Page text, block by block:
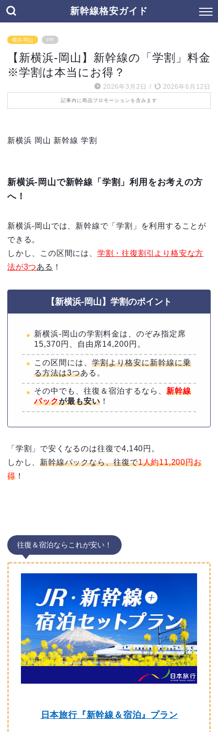
新幹線格安ガイド
横浜-岡山 PR
【新横浜-岡山】新幹線の「学割」料金
※学割は本当にお得？
2026年3月2日 / 2026年6月12日
記事内に商品プロモーションを含みます
新横浜 岡山 新幹線 学割
新横浜-岡山で新幹線「学割」利用をお考えの方
へ！
新横浜-岡山では、新幹線で「学割」を利用することが
できる。
しかし、この区間には、 学割・往復割引より格安な方
法が3つある ！
【新横浜-岡山】学割のポイント
新横浜-岡山の学割料金は、のぞみ指定席
15,370円、自由席14,200円。
この区間には、 学割より格安に新幹線に乗
る方法は3つある。
その中でも、往復＆宿泊するなら、 新幹線
パックが最も安い ！
「学割」で安くなるのは往復で4,140円。
しかし、新幹線パックなら、往復で1人約11,200円お
得！
往復＆宿泊ならこれが安い！
日本旅行『新幹線＆宿泊』プラン